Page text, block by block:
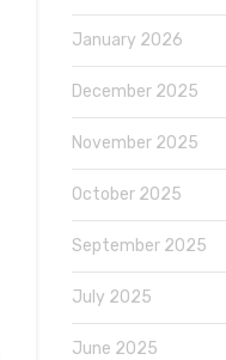
January 2026
December 2025
November 2025
October 2025
September 2025
July 2025
June 2025